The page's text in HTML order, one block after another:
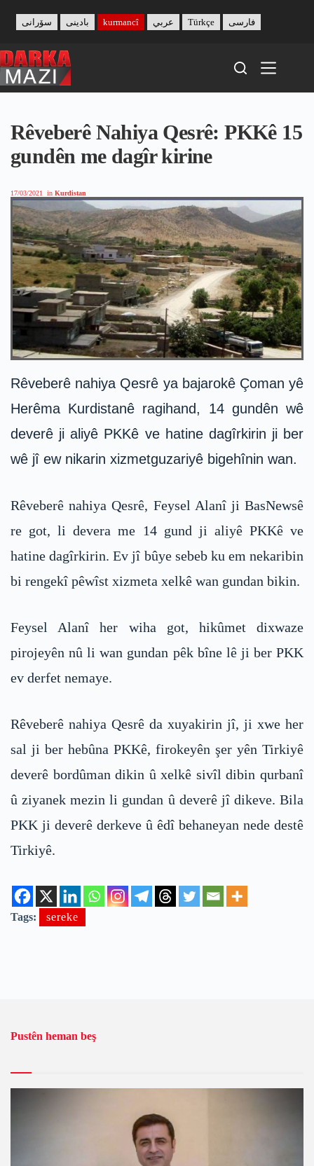
content
بادینی سۆرانی kurmancî عربي Türkçe فارسی
Rêveberê Nahiya Qesrê: PKKê 15
gundên me dagîr kirine
17/03/2021 in Kurdistan
Rêveberê nahiya Qesrê ya bajarokê Çoman yê
Herêma Kurdistanê ragihand, 14 gundên wê
deverê ji aliyê PKKê ve hatine dagîrkirin ji ber
wê jî ew nikarin xizmetguzariyê bigehînin wan.
Rêveberê nahiya Qesrê, Feysel Alanî ji BasNewsê
re got, li devera me 14 gund ji aliyê PKKê ve
hatine dagîrkirin. Ev jî bûye sebeb ku em nekaribin
bi rengekî pêwîst xizmeta xelkê wan gundan bikin.
Feysel Alanî her wiha got, hikûmet dixwaze
pirojeyên nû li wan gundan pêk bîne lê ji ber PKK
ev derfet nemaye.
Rêveberê nahiya Qesrê da xuyakirin jî, ji xwe her
sal ji ber hebûna PKKê, firokeyên şer yên Tirkiyê
deverê bordûman dikin û xelkê sivîl dibin qurbanî
û ziyanek mezin li gundan û deverê jî dikeve. Bila
PKK ji deverê derkeve û êdî behaneyan nede destê
Tirkiyê.
Tags: sereke
Pustên heman beş